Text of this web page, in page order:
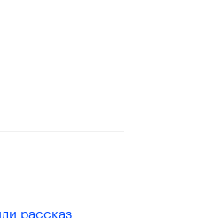
рассказ